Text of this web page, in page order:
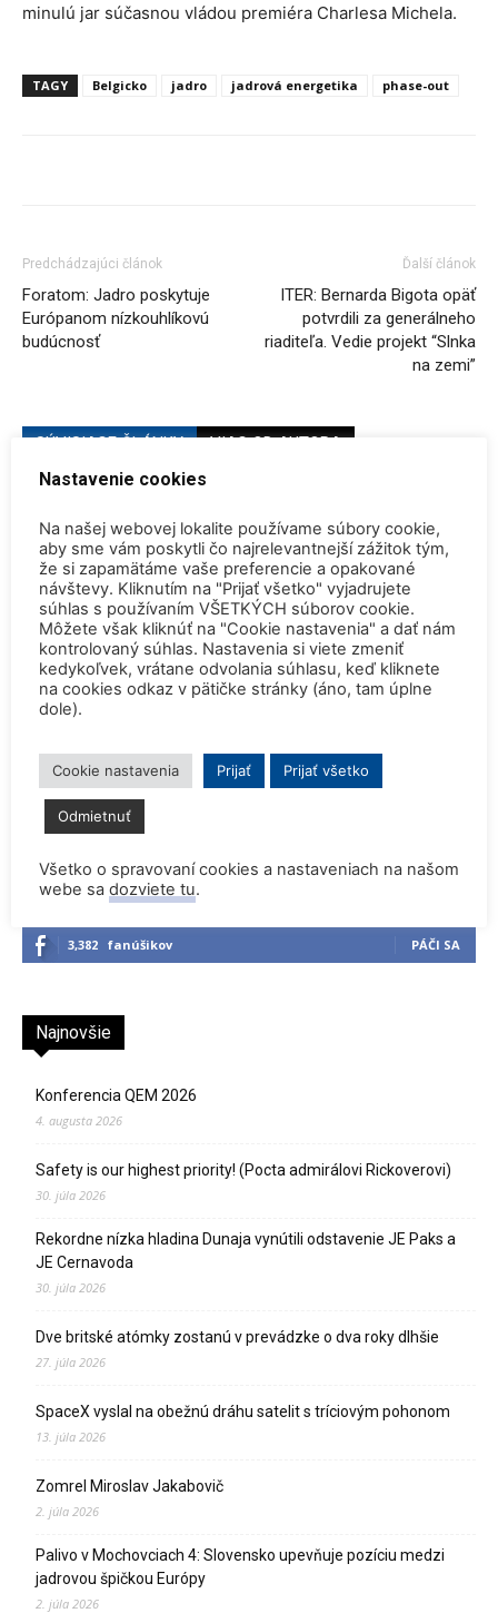
minulú jar súčasnou vládou premiéra Charlesa Michela.
TAGY Belgicko jadro jadrová energetika phase-out
Predchádzajúci článok
Foratom: Jadro poskytuje
Európanom nízkouhlíkovú
budúcnosť
Ďalší článok
ITER: Bernarda Bigota opäť
potvrdili za generálneho
riaditeľa. Vedie projekt “Slnka
na zemi”
SÚVISIACE ČLÁNKY VIAC OD AUTORA
Rekordne nízka hladina Dunaja vynútili
odstavenie JE Paks a JE Cernavoda
3,382 fanúšikov PÁČI SA
Najnovšie
Konferencia QEM 2026
4. augusta 2026
Safety is our highest priority! (Pocta admirálovi Rickoverovi)
30. júla 2026
Rekordne nízka hladina Dunaja vynútili odstavenie JE Paks a
JE Cernavoda
30. júla 2026
Dve britské atómky zostanú v prevádzke o dva roky dlhšie
27. júla 2026
SpaceX vyslal na obežnú dráhu satelit s tríciovým pohonom
13. júla 2026
Zomrel Miroslav Jakabovič
2. júla 2026
Palivo v Mochovciach 4: Slovensko upevňuje pozíciu medzi
jadrovou špičkou Európy
2. júla 2026
Nastavenie cookies
Na našej webovej lokalite používame súbory cookie,
aby sme vám poskytli čo najrelevantnejší zážitok tým,
že si zapamätáme vaše preferencie a opakované
návštevy. Kliknutím na "Prijať všetko" vyjadrujete
súhlas s používaním VŠETKÝCH súborov cookie.
Môžete však kliknúť na "Cookie nastavenia" a dať nám
kontrolovaný súhlas. Nastavenia si viete zmeniť
kedykoľvek, vrátane odvolania súhlasu, keď kliknete
na cookies odkaz v pätičke stránky (áno, tam úplne
dole).
Cookie nastavenia Prijať Prijať všetko
Odmietnuť
Všetko o spravovaní cookies a nastaveniach na našom
webe sa dozviete tu.